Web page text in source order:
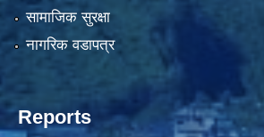
सामाजिक सुरक्षा
नागरिक वडापत्र
Reports